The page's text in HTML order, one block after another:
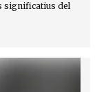
significatius del